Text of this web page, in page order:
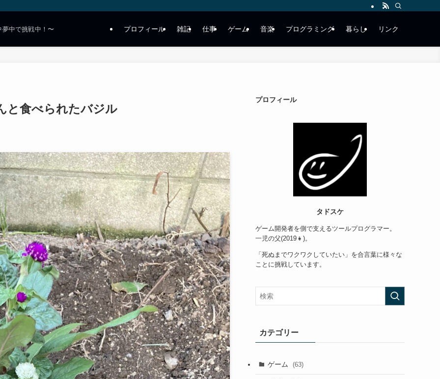
夢中で挑戦中！〜 プロフィール 雑記 仕事 ゲーム 音楽 プログラミング 暮らし リンク
と食べられたバジル
プロフィール
タドスケ
ゲーム開発者を側で支えるツールプログラマー。
一児の父(2019👧)。
「死ぬまでワクワクしていたい」を合言葉に様々な
ことに挑戦しています。
カテゴリー
ゲーム (63)